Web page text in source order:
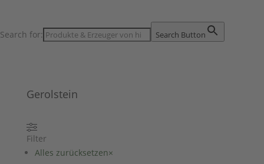
Search for: Search Button
Gerolstein
Filter
Alles zurücksetzen×